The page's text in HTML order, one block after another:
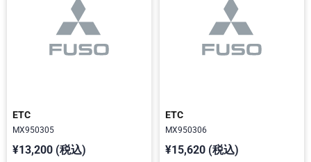
ETC
MX950305
¥13,200 (税込)
ETC
MX950306
¥15,620 (税込)